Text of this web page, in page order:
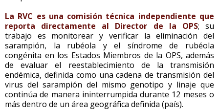
La RVC es una comisión técnica independiente que
reporta directamente al Director de la OPS; su
trabajo es monitorear y verificar la eliminación del
sarampión, la rubéola y el síndrome de rubéola
congénita en los Estados Miembros de la OPS, además
de evaluar el reestablecimiento de la transmisión
endémica, definida como una cadena de transmisión del
virus del sarampión del mismo genotipo y linaje que
continúa de manera ininterrumpida durante 12 meses o
más dentro de un área geográfica definida (país).